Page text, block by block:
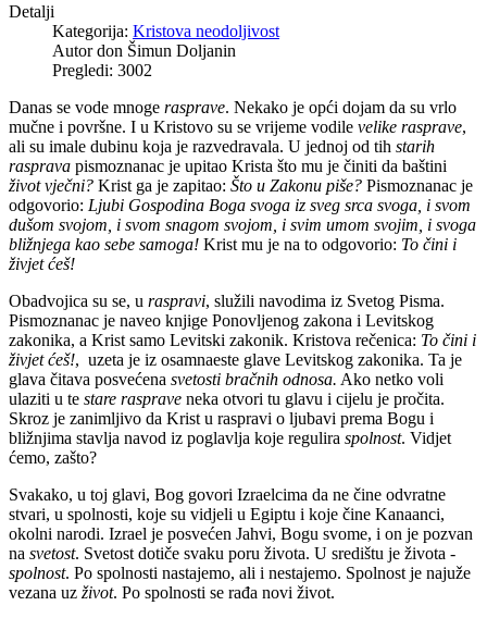
Detalji
Kategorija: Kristova neodoljivost
Autordon Šimun Doljanin
Pregledi: 3002
Danas se vode mnoge rasprave. Nekako je opći dojam da su vrlo
mučne i površne. I u Kristovo su se vrijeme vodile velike rasprave,
ali su imale dubinu koja je razvedravala. U jednoj od tih starih
rasprava pismoznanac je upitao Krista što mu je činiti da baštini
život vječni? Krist ga je zapitao: Što u Zakonu piše? Pismoznanac je
odgovorio: Ljubi Gospodina Boga svoga iz sveg srca svoga, i svom
dušom svojom, i svom snagom svojom, i svim umom svojim, i svoga
bližnjega kao sebe samoga! Krist mu je na to odgovorio: To čini i
živjet ćeš!
Obadvojica su se, u raspravi, služili navodima iz Svetog Pisma.
Pismoznanac je naveo knjige Ponovljenog zakona i Levitskog
zakonika, a Krist samo Levitski zakonik. Kristova rečenica: To čini i
živjet ćeš!, uzeta je iz osamnaeste glave Levitskog zakonika. Ta je
glava čitava posvećena svetosti bračnih odnosa. Ako netko voli
ulaziti u te stare rasprave neka otvori tu glavu i cijelu je pročita.
Skroz je zanimljivo da Krist u raspravi o ljubavi prema Bogu i
bližnjima stavlja navod iz poglavlja koje regulira spolnost. Vidjet
ćemo, zašto?
Svakako, u toj glavi, Bog govori Izraelcima da ne čine odvratne
stvari, u spolnosti, koje su vidjeli u Egiptu i koje čine Kanaanci,
okolni narodi. Izrael je posvećen Jahvi, Bogu svome, i on je pozvan
na svetost. Svetost dotiče svaku poru života. U središtu je života -
spolnost. Po spolnosti nastajemo, ali i nestajemo. Spolnost je najuže
vezana uz život. Po spolnosti se rađa novi život.